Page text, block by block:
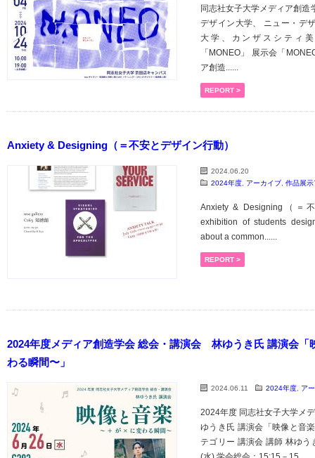
同志社女子大学メディア創造
デザイン大学、 ニュー・デ
大学、カンザスシティ
「MONEO」 展示会「
ア創造......
REPORT >
Anxiety & Designing（＝不安とデザイン行動）
2024.06.20
2024年度
アーカイブ 作品展
Anxiety & Designing（
exhibition of students
about a common......
REPORT >
2024年度メディア創造学会 総会・講演会 林ゆうき氏 講演会「
わる瞬間〜」
2024.06.11 2024年度 ア
2024年度 同志社女子大学メ
ゆうき氏 講演会「映像と音
テゴリー 講演会 講師 林ゆ